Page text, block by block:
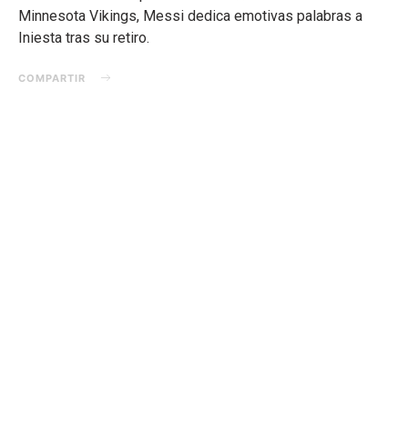
Minnesota Vikings, Messi dedica emotivas palabras a
Iniesta tras su retiro.
COMPARTIR